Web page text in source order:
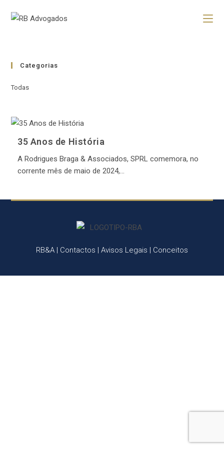
Categorias
Todas
35 Anos de História
A Rodrigues Braga & Associados, SPRL comemora, no
corrente mês de maio de 2024,…
RB&A | Contactos | Avisos Legais | Conceitos